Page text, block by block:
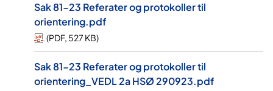
Sak 81-23 Referater og protokoller til
orientering.pdf
(PDF, 527 KB)
Sak 81-23 Referater og protokoller til
orientering_VEDL 2a HSØ 290923.pdf